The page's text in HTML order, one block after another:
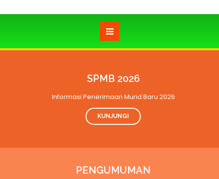
SPMB 2026
Informasi Penerimaan Murid Baru 2026
KUNJUNGI
PENGUMUMAN